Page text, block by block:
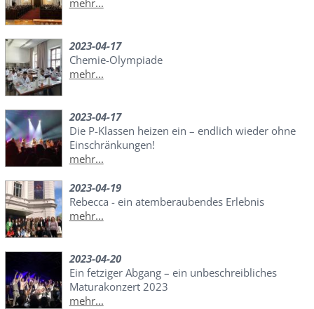
mehr...
2023-04-17
Chemie-Olympiade
mehr...
2023-04-17
Die P-Klassen heizen ein – endlich wieder ohne
Einschränkungen!
mehr...
2023-04-19
Rebecca - ein atemberaubendes Erlebnis
mehr...
2023-04-20
Ein fetziger Abgang – ein unbeschreibliches
Maturakonzert 2023
mehr...